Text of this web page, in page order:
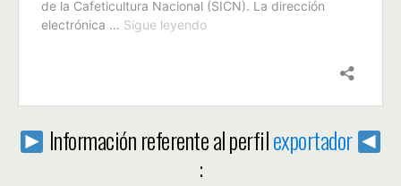
Información referente al perfilexportador
: